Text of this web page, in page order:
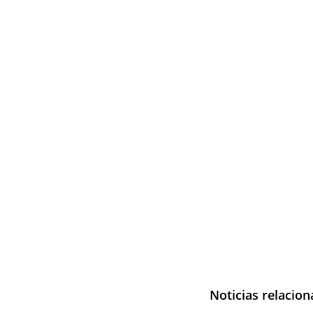
Noticias